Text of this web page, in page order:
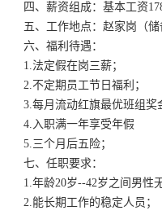
四、薪资组成：基本工资
五、工作地点：赵家岗（
六、福利待遇：
1.法定假在岗三薪；
2.不定期员工节日福利；
3.每月流动红旗最优班组奖
4.入职满一年享受年假
5.三个月后五险；
七、任职要求：
1.年龄20岁--42岁之间男性
2.能长期工作的稳定人员；